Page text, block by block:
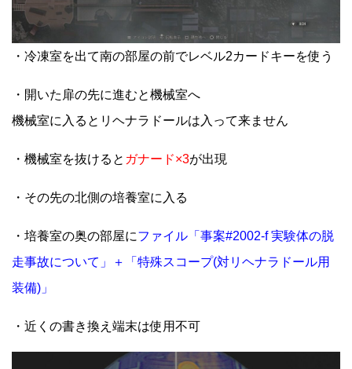
・冷凍室を出て南の部屋の前でレベル2カードキーを使う
・開いた扉の先に進むと機械室へ
機械室に入るとリヘナラドールは入って来ません
・機械室を抜けると ガナード×3が出現
・その先の北側の培養室に入る
・培養室の奥の部屋にファイル「事案#2002-f 実験体の脱
走事故について」＋「特殊スコープ(対リヘナラドール用
装備)」
・近くの書き換え端末は使用不可